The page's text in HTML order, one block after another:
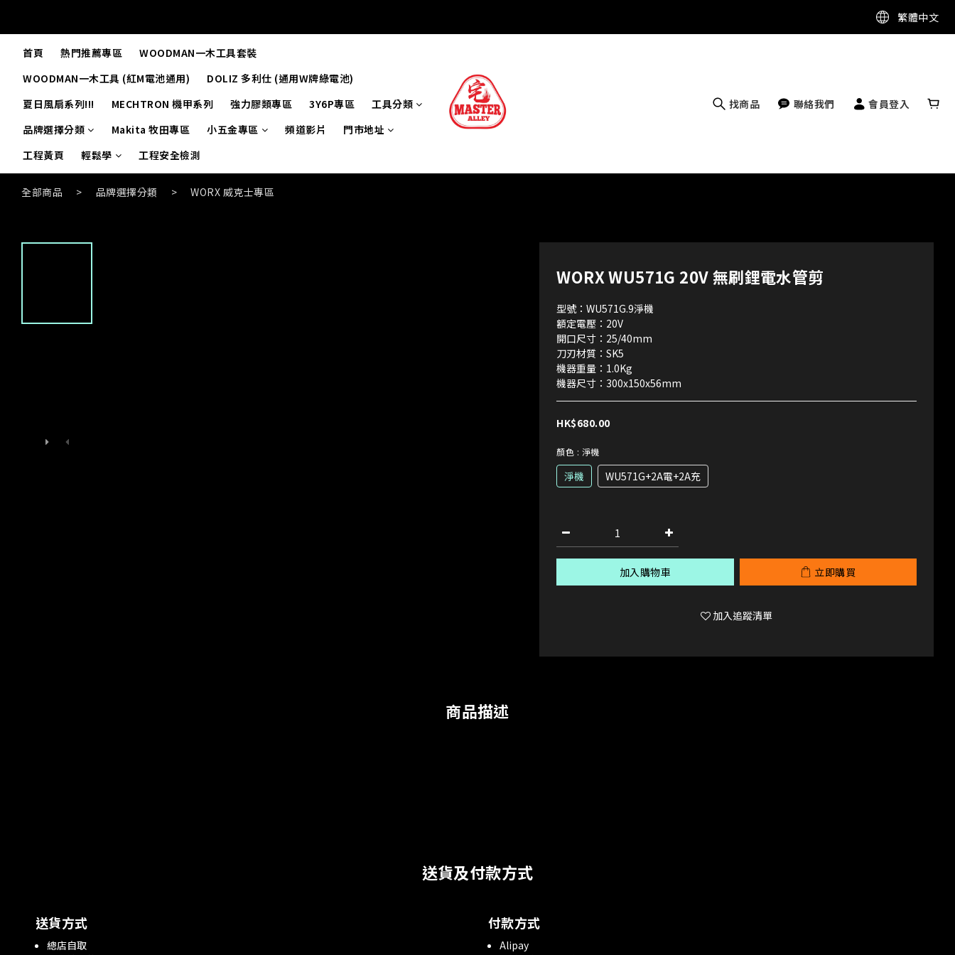
繁體中文
首頁 熱門推薦專區
WOODMAN一木工具套裝
WOODMAN一木工具 (紅M電池通用)
DOLIZ 多利仕 (通用W牌綠電池)
夏日風扇系列!!!
MECHTRON 機甲系列 強力膠類專區 3Y6P專區
工具分類
品牌選擇分類
Makita 牧田專區 小五金專區 頻道影片
門市地址
工程黃頁
輕鬆學 工程安全檢測
找商品 聯絡我們 會員登入
全部商品 > 品牌選擇分類 > WORX 威克士專區
WORX WU571G 20V 無刷鋰電水管剪
型號：WU571G.9淨機
額定電壓：20V
開口尺寸：25/40mm
刀刃材質：SK5
機器重量：1.0Kg
機器尺寸：300x150x56mm
HK$680.00
顏色 : 淨機
淨機 WU571G+2A電+2A充
加入購物車 立即購買
加入追蹤清單
商品描述
送貨及付款方式
送貨方式
總店自取
付款方式
Alipay